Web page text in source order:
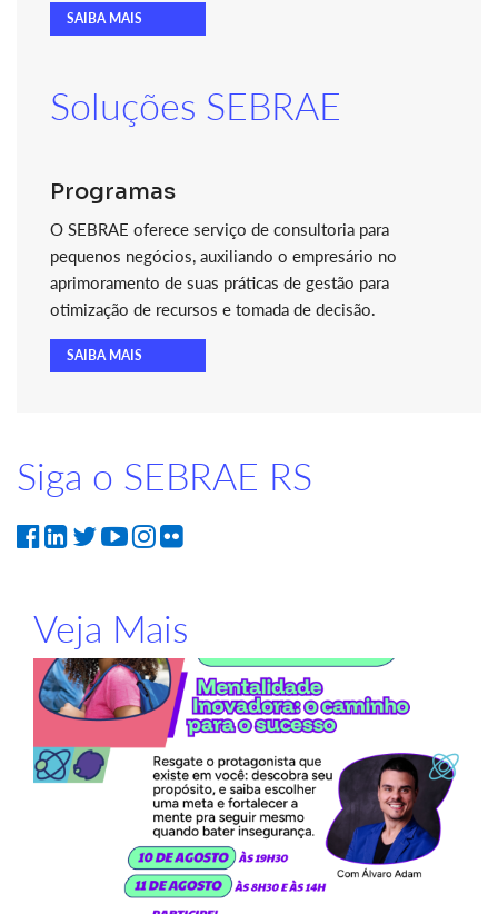
SAIBA MAIS
Soluções SEBRAE
Programas
O SEBRAE oferece serviço de consultoria para
pequenos negócios, auxiliando o empresário no
aprimoramento de suas práticas de gestão para
otimização de recursos e tomada de decisão.
SAIBA MAIS
Siga o SEBRAE RS
Veja Mais